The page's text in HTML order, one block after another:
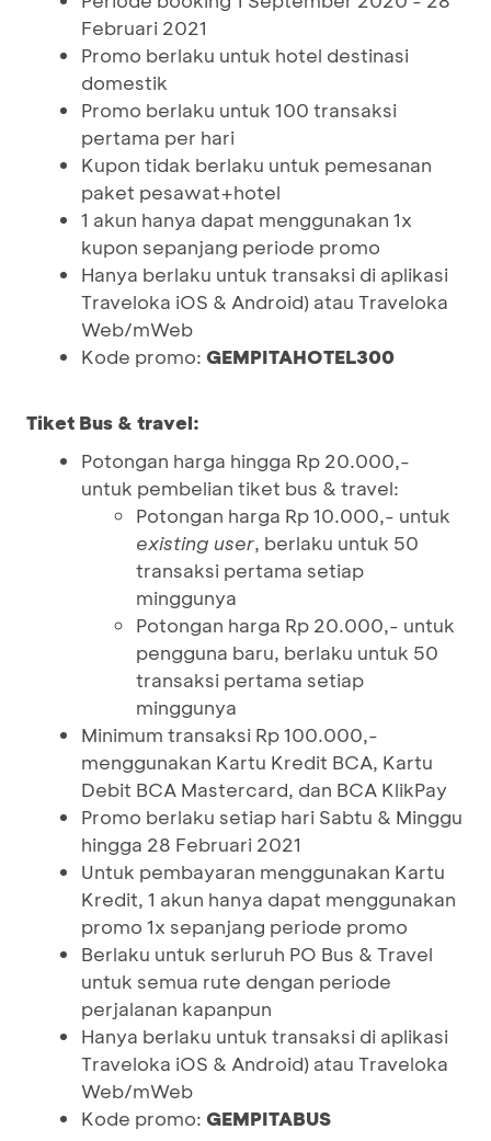
Februari 2021
Promo berlaku untuk hotel destinasi
domestik
Promo berlaku untuk 100 transaksi
pertama per hari
Kupon tidak berlaku untuk pemesanan
paket pesawat+hotel
1 akun hanya dapat menggunakan 1x
kupon sepanjang periode promo
Hanya berlaku untuk transaksi di aplikasi
Traveloka iOS & Android) atau Traveloka
Web/mWeb
Kode promo: GEMPITAHOTEL300
Tiket Bus & travel:
Potongan harga hingga Rp 20.000,-
untuk pembelian tiket bus & travel:
Potongan harga Rp 10.000,- untuk
existing user, berlaku untuk 50
transaksi pertama setiap
minggunya
Potongan harga Rp 20.000,- untuk
pengguna baru, berlaku untuk 50
transaksi pertama setiap
minggunya
Minimum transaksi Rp 100.000,-
menggunakan Kartu Kredit BCA, Kartu
Debit BCA Mastercard, dan BCA KlikPay
Promo berlaku setiap hari Sabtu & Minggu
hingga 28 Februari 2021
Untuk pembayaran menggunakan Kartu
Kredit, 1 akun hanya dapat menggunakan
promo 1x sepanjang periode promo
Berlaku untuk serluruh PO Bus & Travel
untuk semua rute dengan periode
perjalanan kapanpun
Hanya berlaku untuk transaksi di aplikasi
Traveloka iOS & Android) atau Traveloka
Web/mWeb
Kode promo: GEMPITABUS